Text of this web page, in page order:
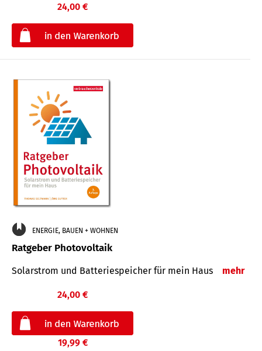
24,00 €
ENERGIE, BAUEN + WOHNEN
Ratgeber Photovoltaik
Solarstrom und Batteriespeicher für mein Haus mehr
24,00 €
19,99 €